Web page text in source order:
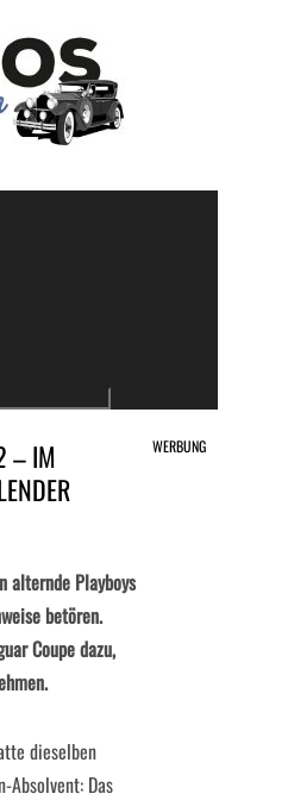
– IM
WERBUNG
alternde Playboys
betören.
Coupe dazu,
dieselben
Absolvent: Das